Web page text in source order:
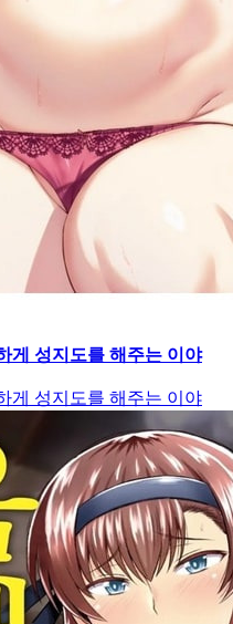
게 성지도를 해주는 이야
게 성지도를 해주는 이야